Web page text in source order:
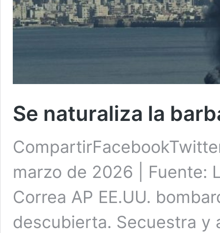
Se naturaliza la
marzo de 2026 | Fuente:
Correa AP EE.UU.
descubierta. Secuestra y